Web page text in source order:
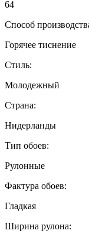
64
Способ
Горячее тиснение
Стиль:
Молодежный
Страна:
Нидерланды
Тип обоев:
Рулонные
Фактура обоев:
Гладкая
Ширина рулона: